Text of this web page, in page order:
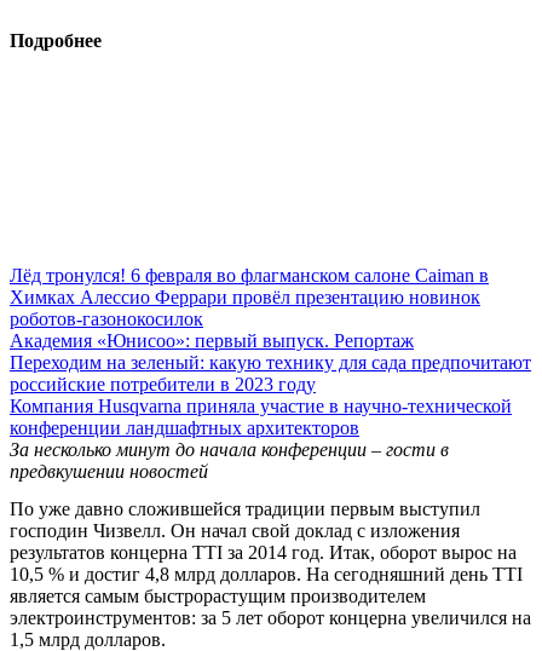
Подробнее
Лёд тронулся! 6 февраля во флагманском салоне Caiman в
Химках Алессио Феррари провёл презентацию новинок
роботов-газонокосилок
Академия «Юнисоо»: первый выпуск. Репортаж
Переходим на зеленый: какую технику для сада предпочитают
российские потребители в 2023 году
Компания Husqvarna приняла участие в научно-технической
конференции ландшафтных архитекторов
За несколько минут до начала конференции – гости в
предвкушении новостей
По уже давно сложившейся традиции первым выступил
господин Чизвелл. Он начал свой доклад с изложения
результатов концерна TTI за 2014 год. Итак, оборот вырос на
10,5 % и достиг 4,8 млрд долларов. На сегодняшний день TTI
является самым быстрорастущим производителем
электроинструментов: за 5 лет оборот концерна увеличился на
1,5 млрд долларов.